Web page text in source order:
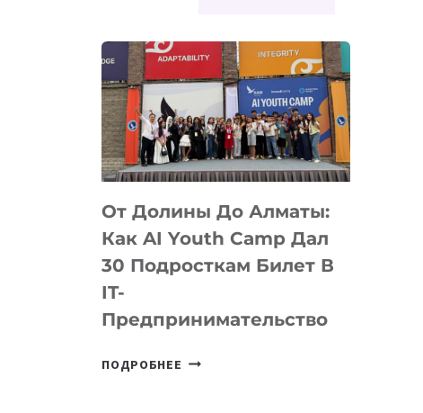
От Долины До Алматы:
Как AI Youth Camp Дал
30 Подросткам Билет В
IT-
Предпринимательство
ПОДРОБНЕЕ ОТ